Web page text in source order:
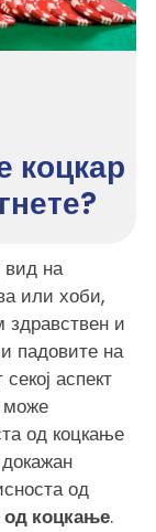
коцкар
вид на
или хоби,
здравствен и
падовите на
аспект
може
од коцкање
од
од коцкање.